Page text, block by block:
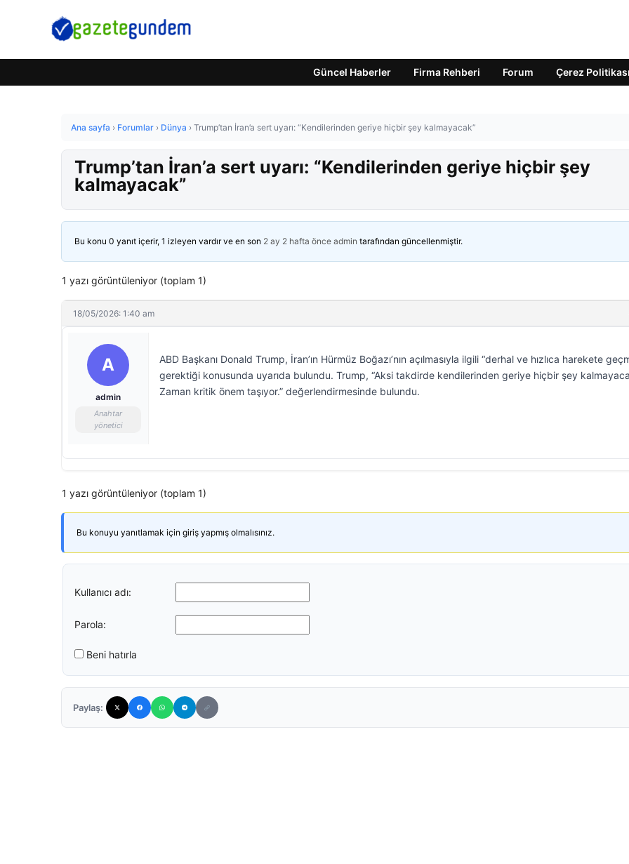
Güncel Haberler Firma Rehberi Forum Çerez Politikası
Ana sayfa › Forumlar › Dünya › Trump’tan İran’a sert uyarı: “Kendilerinden geriye hiçbir şey kalmayacak”
Trump’tan İran’a sert uyarı: “Kendilerinden geriye hiçbir şey
kalmayacak”
Bu konu 0 yanıt içerir, 1 izleyen vardır ve en son 2 ay 2 hafta önce admin tarafından güncellenmiştir.
1 yazı görüntüleniyor (toplam 1)
18/05/2026: 1:40 am
A
admin
Anahtar
yönetici
ABD Başkanı Donald Trump, İran’ın Hürmüz Boğazı’nın açılmasıyla ilgili “derhal ve hızlıca harekete
gerektiği konusunda uyarıda bulundu. Trump, “Aksi takdirde kendilerinden geriye hiçbir şey
Zaman kritik önem taşıyor.” değerlendirmesinde bulundu.
1 yazı görüntüleniyor (toplam 1)
Bu konuyu yanıtlamak için giriş yapmış olmalısınız.
Kullanıcı adı:
Parola:
Beni hatırla
Paylaş: